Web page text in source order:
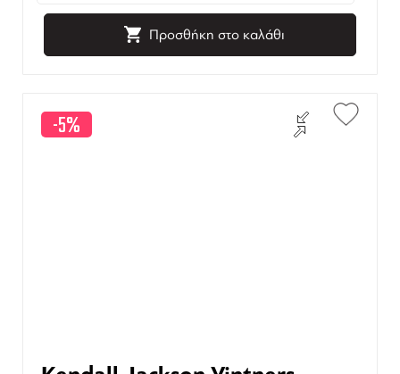
Προσθήκη στο καλάθι
-5%